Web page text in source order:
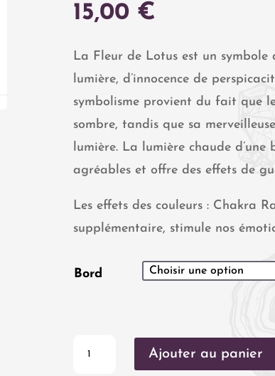
15,00 €
La Fleur de Lotus est un
lumière, d’innocence de
symbolisme provient du fait que
sombre, tandis que sa
lumière. La lumière chaude
agréables et offre des effets de
Les effets des couleurs : Chakra
supplémentaire, stimule nos
Bord
Ajouter au panier